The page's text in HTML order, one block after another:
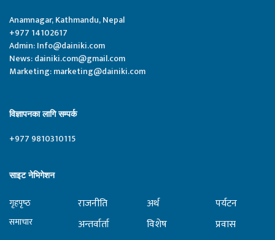
Anamnagar, Kathmandu, Nepal
+977 14102617
Admin:Info@dainiki.com
News:dainiki.com@gmail.com
Marketing:marketing@dainiki.com
विज्ञापनका लागि सम्पर्क
+977 9810310115
साइट नेभिगेशन
गृहपृष्‍ठ
समाचार
राजनीति
अन्तर्वार्ता
अर्थ
विशेष
पर्यटन
प्रवास